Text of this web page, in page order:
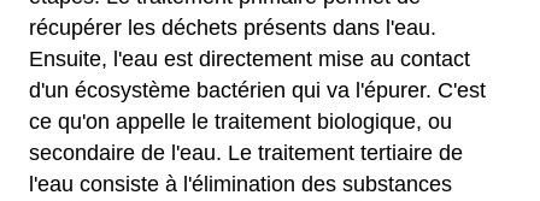
récupérer les déchets présents dans l'eau.
Ensuite, l'eau est directement mise au contact
d'un écosystème bactérien qui va l'épurer. C'est
ce qu'on appelle le traitement biologique, ou
secondaire de l'eau. Le traitement tertiaire de
l'eau consiste à l'élimination des substances